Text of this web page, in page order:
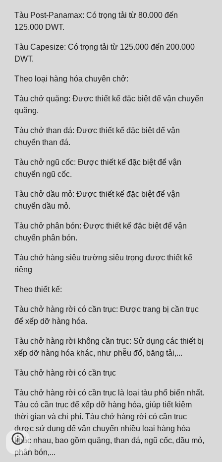
Tàu Post-Panamax: Có trọng tải từ 80.000 đến
125.000 DWT.
Tàu Capesize: Có trọng tải từ 125.000 đến 200.000
DWT.
Theo loại hàng hóa chuyên chở:
Tàu chở quặng: Được thiết kế đặc biệt để vận chuyển
quặng.
Tàu chở than đá: Được thiết kế đặc biệt để vận
chuyển than đá.
Tàu chở ngũ cốc: Được thiết kế đặc biệt để vận
chuyển ngũ cốc.
Tàu chở dầu mỏ: Được thiết kế đặc biệt để vận
chuyển dầu mỏ.
Tàu chở phân bón: Được thiết kế đặc biệt để vận
chuyển phân bón.
Tàu chở hàng siêu trường siêu trọng được thiết kế
riêng
Theo thiết kế:
Tàu chở hàng rời có cần trục: Được trang bị cần trục
để xếp dỡ hàng hóa.
Tàu chở hàng rời không cần trục: Sử dụng các thiết bị
xếp dỡ hàng hóa khác, như phễu đổ, băng tải,...
Tàu chở hàng rời có cần trục
Tàu chở hàng rời có cần trục là loại tàu phổ biến nhất.
Tàu có cần trục để xếp dỡ hàng hóa, giúp tiết kiệm
thời gian và chi phí. Tàu chở hàng rời có cần trục
được sử dụng để vận chuyển nhiều loại hàng hóa
khác nhau, bao gồm quặng, than đá, ngũ cốc, dầu mỏ,
phân bón,...